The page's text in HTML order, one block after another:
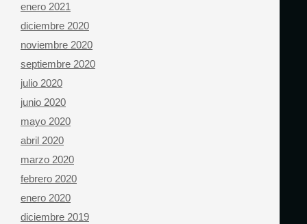
enero 2021
diciembre 2020
noviembre 2020
septiembre 2020
julio 2020
junio 2020
mayo 2020
abril 2020
marzo 2020
febrero 2020
enero 2020
diciembre 2019